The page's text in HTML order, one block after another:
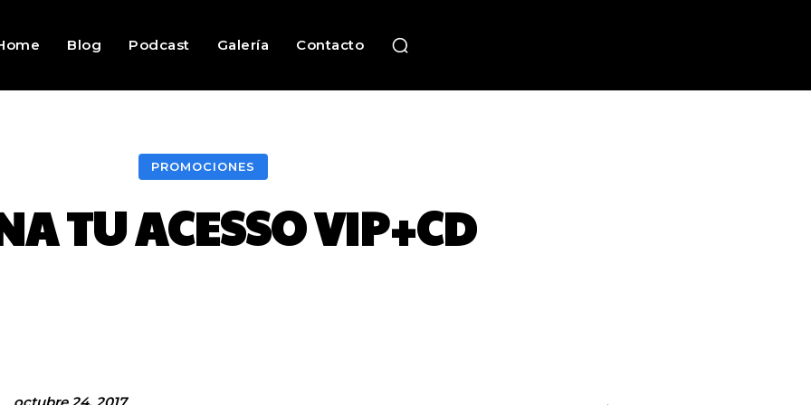
Blog Podcast Galería Contacto
PROMOCIONES
TU ACESSO VIP+CD